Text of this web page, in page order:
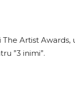
Artist Awards,
”3 inimi”.